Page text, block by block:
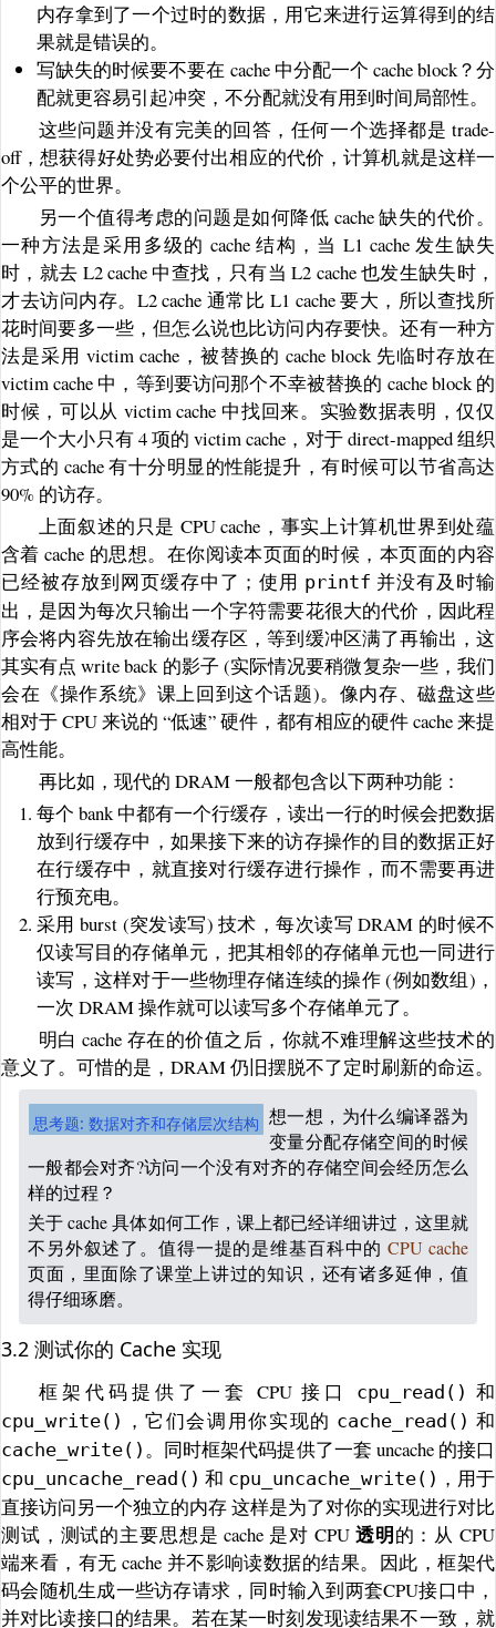
内存拿到了一个过时的数据，用它来进行运算得到的结
果就是错误的。
写缺失的时候要不要在 cache 中分配一个 cache block？分
配就更容易引起冲突，不分配就没有用到时间局部性。
这些问题并没有完美的回答，任何一个选择都是 trade-
off，想获得好处势必要付出相应的代价，计算机就是这样一
个公平的世界。
另一个值得考虑的问题是如何降低 cache 缺失的代价。
一种方法是采用多级的 cache 结构，当 L1 cache 发生缺失
时，就去 L2 cache 中查找，只有当 L2 cache 也发生缺失时，
才去访问内存。L2 cache 通常比 L1 cache 要大，所以查找所
花时间要多一些，但怎么说也比访问内存要快。还有一种方
法是采用 victim cache，被替换的 cache block 先临时存放在
victim cache 中，等到要访问那个不幸被替换的 cache block 的
时候，可以从 victim cache 中找回来。实验数据表明，仅仅
是一个大小只有 4 项的 victim cache，对于 direct-mapped 组织
方式的 cache 有十分明显的性能提升，有时候可以节省高达
90% 的访存。
上面叙述的只是 CPU cache，事实上计算机世界到处蕴
含着 cache 的思想。在你阅读本页面的时候，本页面的内容
已经被存放到网页缓存中了；使用 printf 并没有及时输
出，是因为每次只输出一个字符需要花很大的代价，因此程
序会将内容先放在输出缓存区，等到缓冲区满了再输出，这
其实有点 write back 的影子 (实际情况要稍微复杂一些，我们
会在《操作系统》课上回到这个话题)。像内存、磁盘这些
相对于 CPU 来说的 “低速” 硬件，都有相应的硬件 cache 来提
高性能。
再比如，现代的 DRAM 一般都包含以下两种功能：
每个 bank 中都有一个行缓存，读出一行的时候会把数据
放到行缓存中，如果接下来的访存操作的目的数据正好
在行缓存中，就直接对行缓存进行操作，而不需要再进
行预充电。
采用 burst (突发读写) 技术，每次读写 DRAM 的时候不
仅读写目的存储单元，把其相邻的存储单元也一同进行
读写，这样对于一些物理存储连续的操作 (例如数组)，
一次 DRAM 操作就可以读写多个存储单元了。
明白 cache 存在的价值之后，你就不难理解这些技术的
意义了。可惜的是，DRAM 仍旧摆脱不了定时刷新的命运。
思考题: 数据对齐和存储层次结构 想一想，为什么编译器为
变量分配存储空间的时候
一般都会对齐?访问一个没有对齐的存储空间会经历怎么
样的过程？
关于 cache 具体如何工作，课上都已经详细讲过，这里就
不另外叙述了。值得一提的是维基百科中的CPU cache
页面，里面除了课堂上讲过的知识，还有诸多延伸，值
得仔细琢磨。
3.2 测试你的 Cache 实现
框架代码提供了一套 CPU 接口 cpu_read() 和
cpu_write() ，它们会调用你实现的 cache_read() 和
cache_write() 。同时框架代码提供了一套 uncache 的接口
cpu_uncache_read() 和 cpu_uncache_write() ，用于
直接访问另一个独立的内存 这样是为了对你的实现进行对比
测试，测试的主要思想是 cache 是对 CPU 透明的：从 CPU
端来看，有无 cache 并不影响读数据的结果。因此，框架代
码会随机生成一些访存请求，同时输入到两套CPU接口中，
并对比读接口的结果。若在某一时刻发现读结果不一致，就